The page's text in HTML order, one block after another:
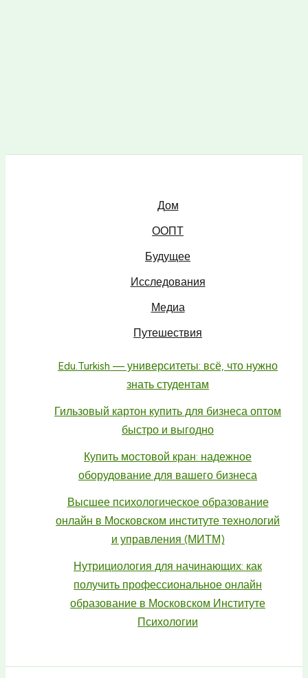
Дом
ООПТ
Будущее
Исследования
Медиа
Путешествия
Edu.Turkish — университеты: всё, что нужно
знать студентам
Гильзовый картон купить для бизнеса оптом
быстро и выгодно
Купить мостовой кран: надежное
оборудование для вашего бизнеса
Высшее психологическое образование
онлайн в Московском институте технологий
и управления (МИТМ)
Нутрициология для начинающих: как
получить профессиональное онлайн
образование в Московском Институте
Психологии